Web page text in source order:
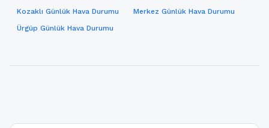
Kozaklı Günlük Hava Durumu
Merkez Günlük Hava Durumu
Ürgüp Günlük Hava Durumu